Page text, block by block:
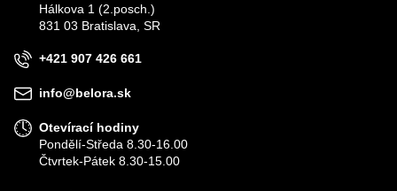
VÁŠ E-MAIL
Hálkova 1 (2.posch.)
831 03 Bratislava, SR
+421 907 426 661
info@belora.sk
Otevírací hodiny
Pondělí-Středa 8.30-16.00
Čtvrtek-Pátek 8.30-15.00